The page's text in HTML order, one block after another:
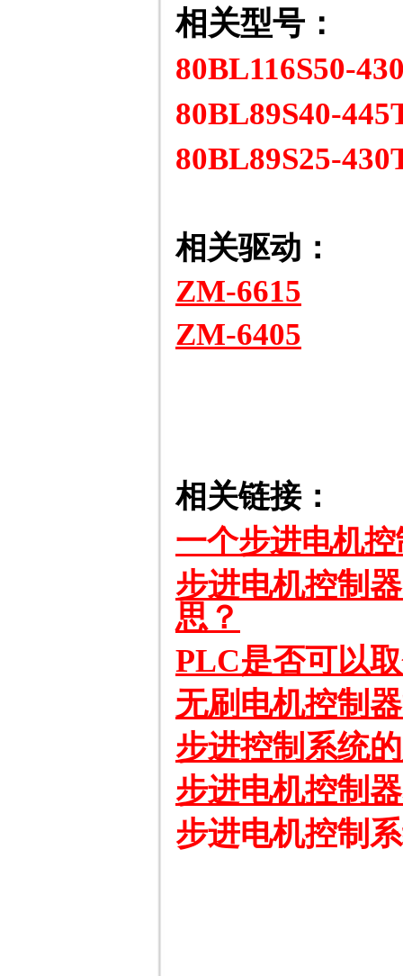
相关型号：
80BL116S50-
80BL89S40-
80BL89S25-
相关驱动：
ZM-6615
ZM-6405
相关链接：
一个步进电机
步进电机控制
思？
PLC是否可以
无刷电机控制
步进控制系统
步进电机控制
步进电机控制